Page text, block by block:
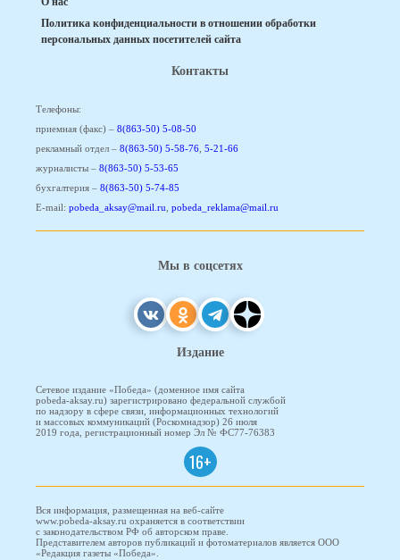
Политика конфиденциальности в отношении обработки
персональных данных посетителей сайта
Контакты
Телефоны:
приемная (факс) – 8(863-50) 5-08-50
рекламный отдел – 8(863-50) 5-58-76 5-21-66
журналисты – 8(863-50) 5-53-65
бухгалтерия – 8(863-50) 5-74-85
E-mail: pobeda_aksay@mail.ru pobeda_reklama@mail.ru
Мы в соцсетях
Издание
Сетевое издание «Победа» (доменное имя сайта
pobeda-aksay.ru) зарегистрировано федеральной службой
по надзору в сфере связи, информационных технологий
и массовых коммуникаций (Роскомнадзор) 26 июля
2019 года, регистрационный номер Эл № ФС77-76383
16+
Вся информация, размещенная на веб-сайте
www.pobeda-aksay.ru охраняется в соответствии
с законодательством РФ об авторском праве.
Представителем авторов публикаций и фотоматериалов является ООО
«Редакция газеты «Победа».